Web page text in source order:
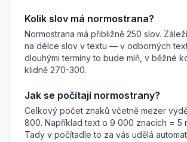
Kolik slov má normostrana?
Normostrana má přibližně 250 slov.
na délce slov v textu — v odborných
dlouhými termíny to bude míň, v běžné
klidně 270-300.
Jak se počítají normostrany?
Celkový počet znaků včetně mezer
800. Například text o 9 000 znacích = 5
Tady v počítadle to za vás udělá